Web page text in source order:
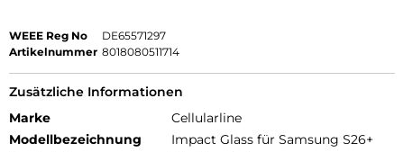
WEEE Reg No
DE65571297
Artikelnummer 8018080511714
Zusätzliche Informationen
Marke
Cellularline
Modellbezeichnung
Impact Glass für Samsung S26+